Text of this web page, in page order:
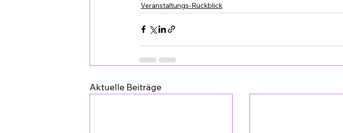
Veranstaltungs-Rückblick
Aktuelle Beiträge